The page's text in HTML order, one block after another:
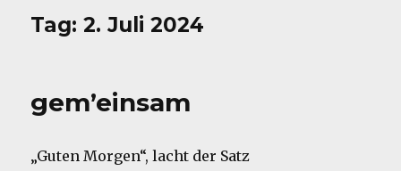
Tag:2. Juli 2024
gem’einsam
„Guten Morgen“, lacht der Satz